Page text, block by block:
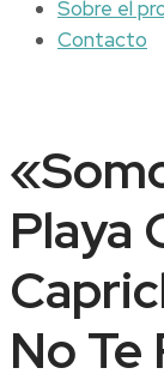
Sobre el
Contacto
Playa
No Te